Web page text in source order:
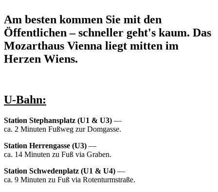
Am besten kommen Sie mit den
Öffentlichen – schneller geht's kaum. Das
Mozarthaus Vienna liegt mitten im
Herzen Wiens.
U-Bahn:
Station Stephansplatz (U1 & U3) —
ca. 2 Minuten Fußweg zur Domgasse.
Station Herrengasse (U3) —
ca. 14 Minuten zu Fuß via Graben.
Station Schwedenplatz (U1 & U4) —
ca. 9 Minuten zu Fuß via Rotenturmstraße.